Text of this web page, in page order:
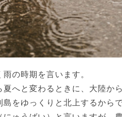
の時期を言います。
へと変わるときに、大陸か
をゆっくりと北上するからで